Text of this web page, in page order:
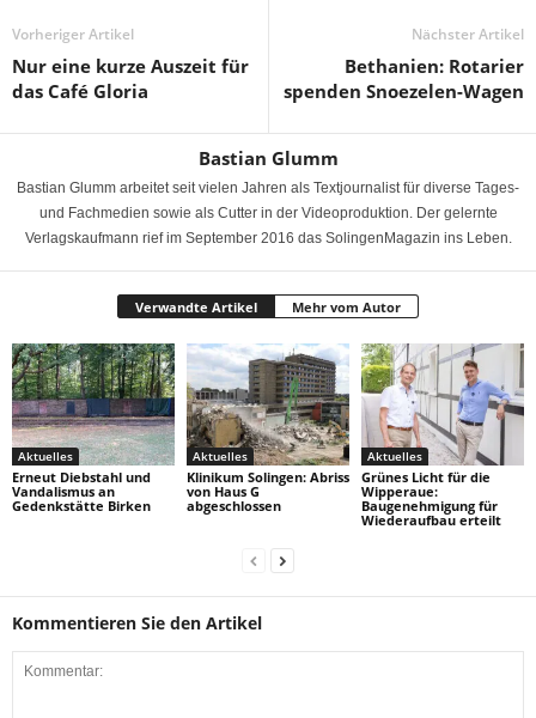
Vorheriger Artikel
Nur eine kurze Auszeit für
das Café Gloria
Nächster Artikel
Bethanien: Rotarier
spenden Snoezelen-Wagen
Bastian Glumm
Bastian Glumm arbeitet seit vielen Jahren als Textjournalist für diverse Tages-
und Fachmedien sowie als Cutter in der Videoproduktion. Der gelernte
Verlagskaufmann rief im September 2016 das SolingenMagazin ins Leben.
Verwandte Artikel Mehr vom Autor
Aktuelles
Erneut Diebstahl und
Vandalismus an
Gedenkstätte Birken
Aktuelles
Klinikum Solingen: Abriss
von Haus G
abgeschlossen
Aktuelles
Grünes Licht für die
Wipperaue:
Baugenehmigung für
Wiederaufbau erteilt
Kommentieren Sie den Artikel